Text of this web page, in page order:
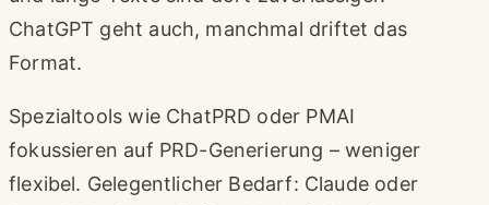
ChatGPT geht auch, manchmal driftet das
Format.
Spezialtools wie ChatPRD oder PMAI
fokussieren auf PRD-Generierung – weniger
flexibel. Gelegentlicher Bedarf: Claude oder